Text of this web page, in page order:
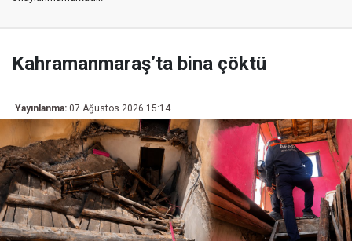
Kahramanmaraş’ta bina çöktü
Yayınlanma: 07 Ağustos 2026 15:14